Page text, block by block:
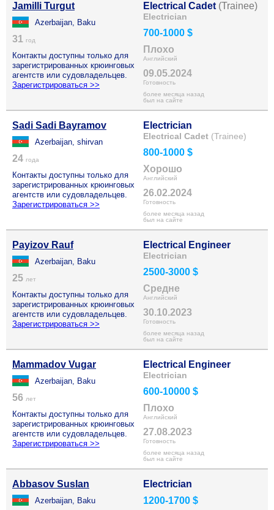
Jamilli Turgut
Azerbaijan, Baku
31 год
Контакты доступны только для
зарегистрированных крюинговых
агентств или судовладельцев.
Зарегистрироваться >>
Electrical Cadet (Trainee)
Electrician
700-1000 $
Плохо
Английский
09.05.2024
Готовность
более месяца назад
был на сайте
Sadi Sadi Bayramov
Azerbaijan, shirvan
24 года
Контакты доступны только для
зарегистрированных крюинговых
агентств или судовладельцев.
Зарегистрироваться >>
Electrician
Electrical Cadet (Trainee)
800-1000 $
Хорошо
Английский
26.02.2024
Готовность
более месяца назад
был на сайте
Payizov Rauf
Azerbaijan, Baku
25 лет
Контакты доступны только для
зарегистрированных крюинговых
агентств или судовладельцев.
Зарегистрироваться >>
Electrical Engineer
Electrician
2500-3000 $
Средне
Английский
30.10.2023
Готовность
более месяца назад
был на сайте
Mammadov Vugar
Azerbaijan, Baku
56 лет
Контакты доступны только для
зарегистрированных крюинговых
агентств или судовладельцев.
Зарегистрироваться >>
Electrical Engineer
Electrician
600-10000 $
Плохо
Английский
27.08.2023
Готовность
более месяца назад
был на сайте
Abbasov Suslan
Azerbaijan, Baku
Electrician
1200-1700 $